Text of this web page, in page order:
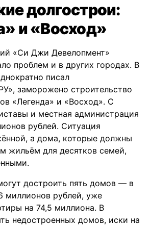
долгострои:
и «Восход»
«Си Джи Девелопмент»
проблем и в других городах. В
писал
заморожено строительство
«Легенда» и «Восход». С
и местная администрация
рублей. Ситуация
а дома, которые должны
жильём для десятков семей,
достроить пять домов — в
миллионов рублей, уже
на 74,5 миллиона. В
недостроенных домов, иски на